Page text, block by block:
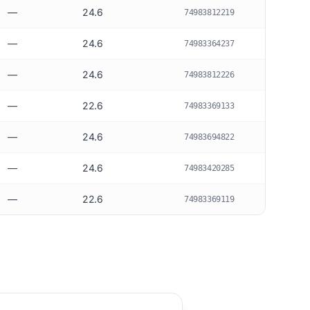
— 24.6 74983812219
— 24.6 74983364237
— 24.6 74983812226
— 22.6 74983369133
— 24.6 74983694822
— 24.6 74983420285
— 22.6 74983369119